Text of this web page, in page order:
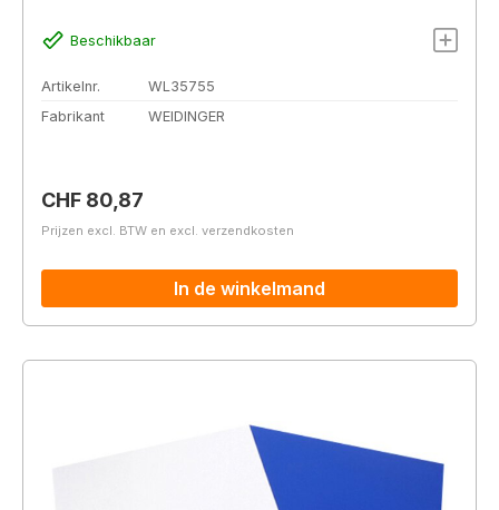
Beschikbaar
Artikelnr.
WL35755
Fabrikant
WEIDINGER
Normale prijs:
CHF 80,87
Prijzen excl. BTW en excl. verzendkosten
In de winkelmand